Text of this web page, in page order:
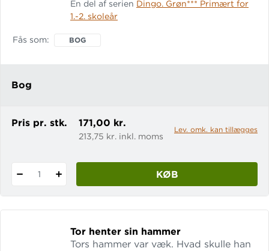
små dværge. Lix: 10 Læs også Odin og
de andre guder, Tor henter sin hammer
og Balders død
En del af serien Dingo. Grøn*** Primært for
1.-2. skoleår
Fås som BOG
Bog
Pris pr. stk. 171,00 kr.
213,75 kr. inkl. moms
Lev. omk. kan tillægges
1 KØB
Tor henter sin hammer
Tors hammer var væk. Hvad skulle han